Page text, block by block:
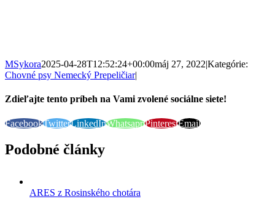
MSykora2025-04-28T12:52:24+00:00máj 27, 2022|Kategórie:
Chovné psy Nemecký Prepeličiar|
Zdieľajte tento príbeh na Vami zvolené sociálne siete!
FacebookTwitterLinkedInWhatsappPinterestEmail
Podobné články
ARES z Rosinského chotára